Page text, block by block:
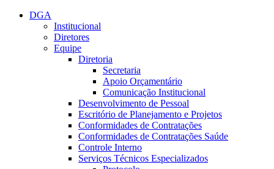
Conteúdo principal
DGA
Institucional
Diretores
Equipe
Diretoria
Secretaria
Apoio Orçamentário
Comunicação Institucional
Desenvolvimento de Pessoal
Escritório de Planejamento e Projetos
Conformidades de Contratações
Conformidades de Contratações Saúde
Controle Interno
Serviços Técnicos Especializados